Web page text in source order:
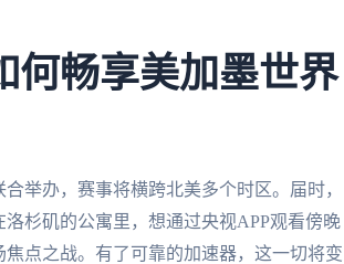
何畅享美加墨世界
举办，赛事将横跨北美多个时区。届时，
杉矶的公寓里，想通过央视APP观看傍晚
点之战。有了可靠的加速器，这一切将变